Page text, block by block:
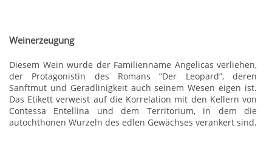
Weinerzeugung
Diesem Wein wurde der Familienname Angelicas verliehen,
der Protagonistin des Romans ”Der Leopard”, deren
Sanftmut und Geradlinigkeit auch seinem Wesen eigen ist.
Das Etikett verweist auf die Korrelation mit den Kellern von
Contessa Entellina und dem Territorium, in dem die
autochthonen Wurzeln des edlen Gewächses verankert sind.